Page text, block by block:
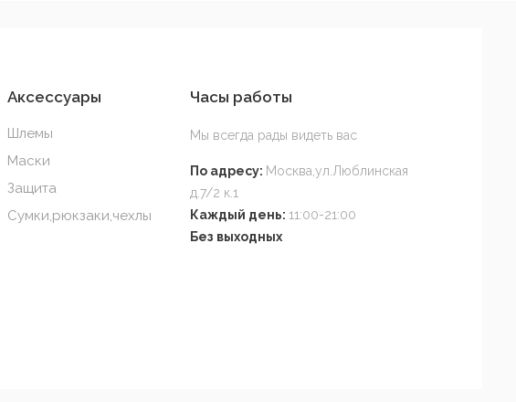
Аксессуары
Шлемы
Маски
Защита
Сумки,рюкзаки,чехлы
Часы работы
Мы всегда рады видеть вас
По адресу: Москва,ул.Люблинская
д.7/2 к.1
Каждый день: 11:00-21:00
Без выходных